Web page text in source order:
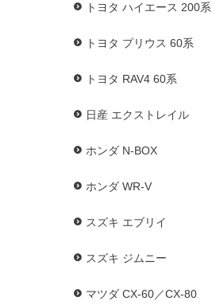
トヨタ ハイエース 200系
トヨタ プリウス 60系
トヨタ RAV4 60系
日産 エクストレイル
ホンダ N-BOX
ホンダ WR-V
スズキ エブリイ
スズキ ジムニー
マツダ CX-60／CX-80